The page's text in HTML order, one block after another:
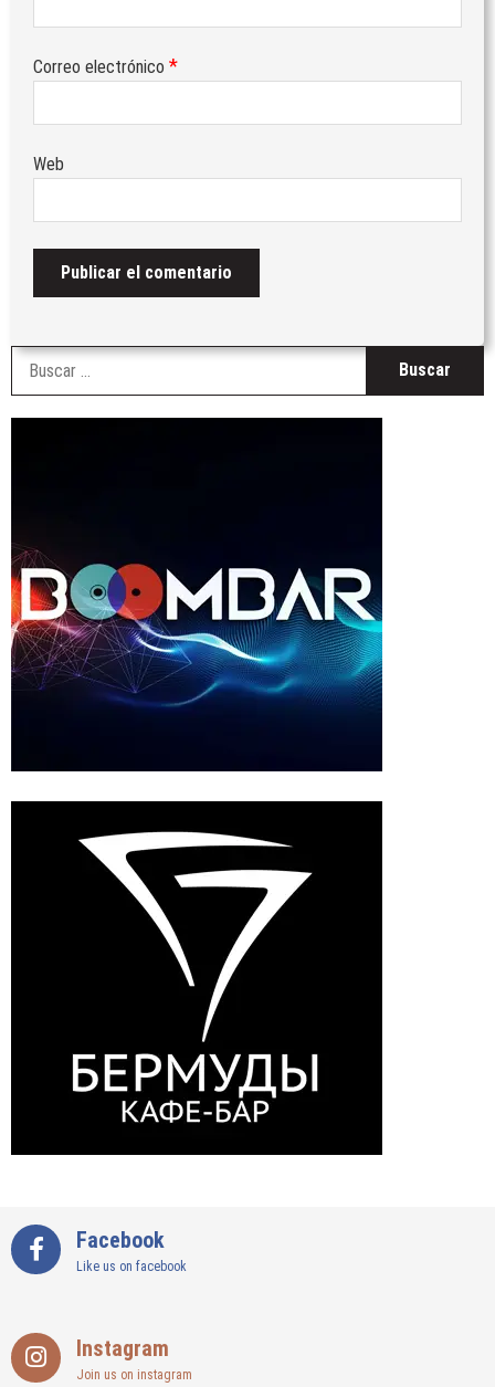
Correo electrónico *
Web
Facebook
Like us on facebook
Instagram
Join us on instagram